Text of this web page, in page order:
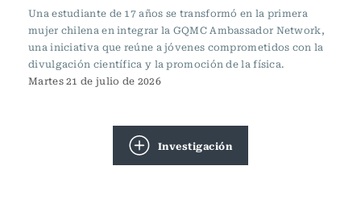
Una estudiante de 17 años se transformó en la primera
mujer chilena en integrar la GQMC Ambassador Network,
una iniciativa que reúne a jóvenes comprometidos con la
divulgación científica y la promoción de la física.
Martes 21 de julio de 2026
Investigación